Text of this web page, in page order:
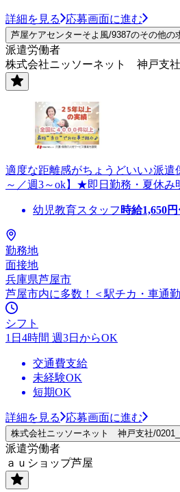
詳細を見る 応募画面に進む
芦屋ケアセンターそよ風/9387のその他の
派遣労働者
株式会社ニッソーネット 神戸支社
適度な距離感がちょうどいい♪派遣
～／週3～ok】★即日勤務・夏休み
幼児教育スタッフ 時給1,650
勤務地
面接地
兵庫県芦屋市
芦屋市内に多数！＜駅チカ・車通
シフト
1日4時間 週3日からOK
交通費支給
未経験OK
短期OK
詳細を見る 応募画面に進む
株式会社ニッソーネット 神戸支社/
派遣労働者
ａｕショップ芦屋